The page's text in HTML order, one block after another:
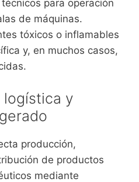
para operación
de máquinas.
tóxicos o inflamables
y, en muchos casos,
logística y
producción,
de productos
mediante